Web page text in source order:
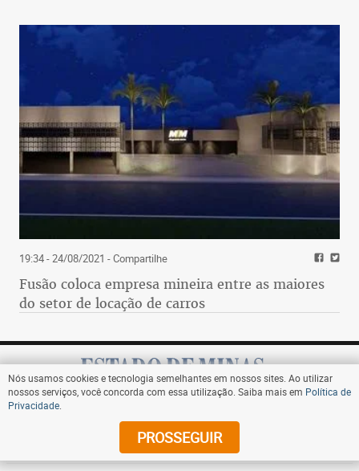
19:34 - 24/08/2021 - Compartilhe
Fusão coloca empresa mineira entre as maiores
do setor de locação de carros
Assine
Nós usamos cookies e tecnologia semelhantes em nossos sites. Ao utilizar
nossos serviços, você concorda com essa utilização. Saiba mais em Política de
Privacidade
PROSSEGUIR